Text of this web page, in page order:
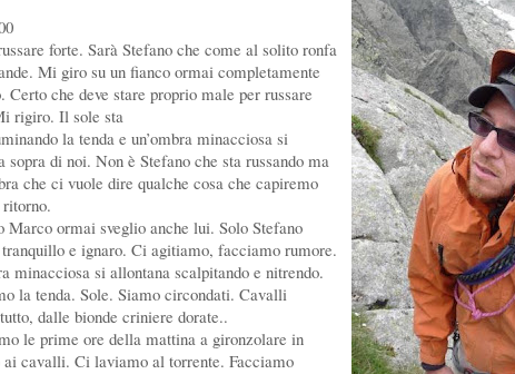
forte. Sarà Stefano che come al solito ronfa
Mi giro su un fianco ormai completamente
Certo che deve stare proprio male per russare
rigiro. Il sole sta
la tenda e un’ombra minacciosa si
sopra di noi. Non è Stefano che sta russando ma
che ci vuole dire qualche cosa che capiremo
Marco ormai sveglio anche lui. Solo Stefano
e ignaro. Ci agitiamo, facciamo rumore.
minacciosa si allontana scalpitando e nitrendo.
la tenda. Sole. Siamo circondati. Cavalli
dalle bionde criniere dorate..
le prime ore della mattina a gironzolare in
ai cavalli. Ci laviamo al torrente. Facciamo